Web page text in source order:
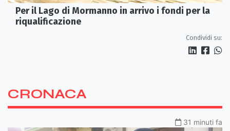
Per il Lago di Mormanno in arrivo i fondi per la
riqualificazione
Condividi su:
CRONACA
31 minuti fa